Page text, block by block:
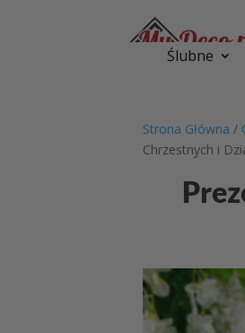
Ślubne
Strona Główna /
Chrzestnych i